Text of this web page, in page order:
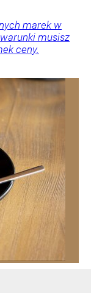
marek w
musisz
ceny.